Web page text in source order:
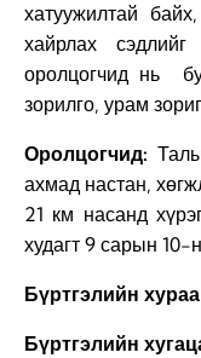
хатуужилтай
хайрлах сэдлийг
оролцогчид нь
зорилго, урам
Оролцогчид:
ахмад настан,
21 км насанд
худагт 9 сарын 10-
Бүртгэлийн
Бүртгэлийн